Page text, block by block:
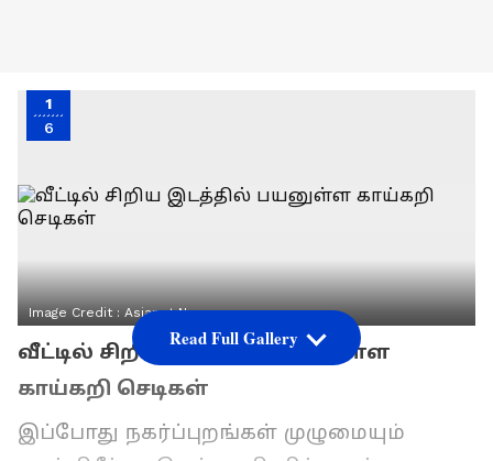
1
6
Image Credit : Asianet News
வீட்டில் சிறிய இடத்தில் பயனுள்ள
காய்கறி செடிகள்
இப்போது நகர்ப்புறங்கள் முழுமையும்
Read Full Gallery